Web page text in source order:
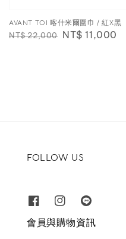
AVANT TOI 喀什米爾圍巾 / 紅X黑
Regular
NT$ 22,000 Sale
NT$ 11,000
FOLLOW US
會員與購物資訊